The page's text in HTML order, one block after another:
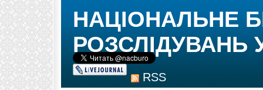
RSS
НАЦІОНАЛЬНЕ
РОЗСЛІДУВАНЬ